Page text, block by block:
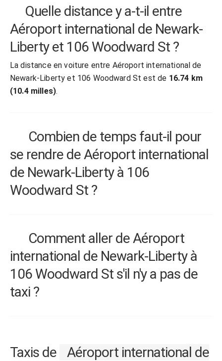
Quelle distance y a-t-il entre
Aéroport international de Newark-
Liberty et 106 Woodward St ?
La distance en voiture entre Aéroport international de
Newark-Liberty et 106 Woodward St est de 16.74 km
(10.4 milles).
Combien de temps faut-il pour
se rendre de Aéroport international
de Newark-Liberty à 106
Woodward St ?
Comment aller de Aéroport
international de Newark-Liberty à
106 Woodward St s'il n'y a pas de
taxi ?
Taxis de
Aéroport international de